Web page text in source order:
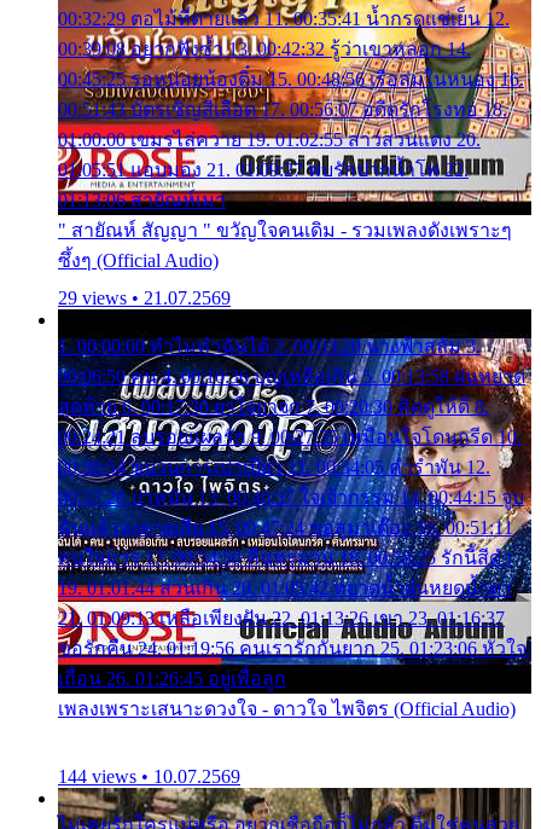
00:32:29 ตอไม้ที่ตายแล้ว 11. 00:35:41 น้ำกรดแช่เย็น 12.
00:39:08 อยากฟังซ้ำ 13. 00:42:32 รู้ว่าเขาหลอก 14.
00:45:25 รอหน่อยน้องติ๋ม 15. 00:48:56 เรือล่มในหนอง 16.
00:51:43 บัตรเชิญสีเลือด 17. 00:56:07 อดีตรักโรงทอ 18.
01:00:00 เขมรไล่ควาย 19. 01:02:55 สาวสวนแตง 20.
01:05:51 แอบมอง 21. 01:09:27 พบรักปากน้ำโพ 22.
01:13:06 สายัณห์เมา
" สายัณห์ สัญญา " ขวัญใจคนเดิม - รวมเพลงดังเพราะๆ
ซึ้งๆ (Official Audio)
29 views • 21.07.2569
1. 00:00:00 ทำไมทำฉันได้ 2. 00:03:20 นางฟ้าสลัม 3.
00:06:50 คน 4. 00:10:36 บุญเหลือเกิน 5. 00:13:58 ฝนหยาด
สุดท้าย 6. 00:17:30 ยาใจยาจก 7. 00:20:30 คิดดูให้ดี 8.
00:24:21 ลบรอยแผลรัก 9. 00:27:35 เหมือนใจโดนกรีด 10.
00:30:54 ขบวนการเปาเปียว 11. 00:34:05 คำรำพัน 12.
00:37:20 ปาหนัน 13. 00:40:37 ใจเจ้ากรรม 14. 00:44:15 จูบ
ฉันแล้วจงตายเสีย 15. 00:47:24 ขอสูมาเต๊อะ 16. 00:51:11
คนใจมาร 17. 00:54:50 คืนทรมาน 18. 00:58:25 รักนี้สีดำ
19. 01:01:44 ส่วนเกิน 20. 01:05:42 หยาดน้ำฝนหยดน้ำตา
21. 01:09:13 เหลือเพียงฝัน 22. 01:13:26 เขา 23. 01:16:37
ขอรักคืน 24. 01:19:56 คนเรารักกันยาก 25. 01:23:06 หัวใจ
เถื่อน 26. 01:26:45 อยู่เพื่อลูก
เพลงเพราะเสนาะดวงใจ - ดาวใจ ไพจิตร (Official Audio)
144 views • 10.07.2569
ไม่เคยรักใครแน่หรือ อยากเชื่อถือก็ไม่กล้า ติ๋มใช่คนสวย